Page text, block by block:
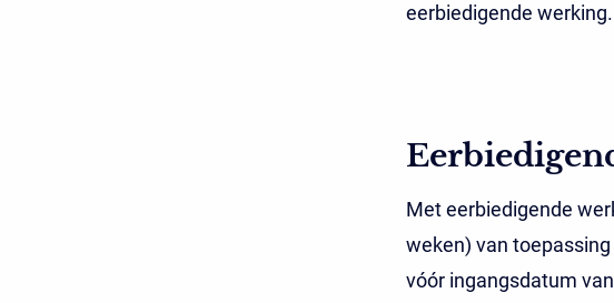
eerbiedigende werking.
Met eerbiedigende
weken) van
vóór ingangsdatum